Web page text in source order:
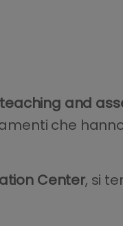
teaching and
che
Center, si